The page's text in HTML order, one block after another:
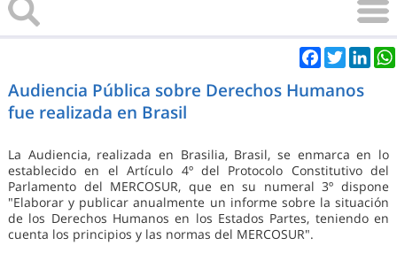
Facebook
Twitter
Audiencia Pública sobre Derechos Humanos
fue realizada en Brasil
La Audiencia, realizada en Brasilia, Brasil, se enmarca en lo
establecido en el Artículo 4º del Protocolo Constitutivo del
Parlamento del MERCOSUR, que en su numeral 3º dispone
"Elaborar y publicar anualmente un informe sobre la situación
de los Derechos Humanos en los Estados Partes, teniendo en
cuenta los principios y las normas del MERCOSUR".